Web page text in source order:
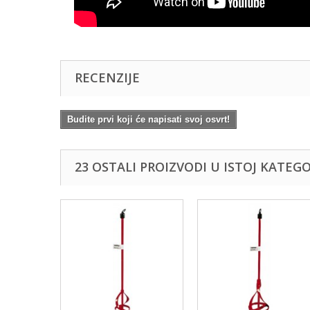
RECENZIJE
Budite prvi koji će napisati svoj osvrt!
23 OSTALI PROIZVODI U ISTOJ